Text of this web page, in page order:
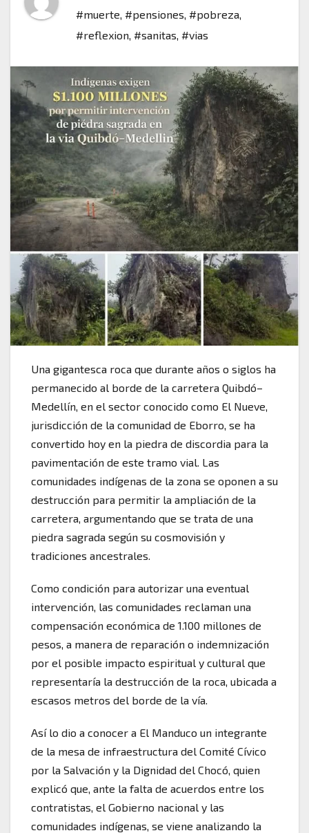
#muerte, #pensiones, #pobreza,
#reflexion, #sanitas, #vias
Una gigantesca roca que durante años o siglos ha
permanecido al borde de la carretera Quibdó–
Medellín, en el sector conocido como El Nueve,
jurisdicción de la comunidad de Eborro, se ha
convertido hoy en la piedra de discordia para la
pavimentación de este tramo vial. Las
comunidades indígenas de la zona se oponen a su
destrucción para permitir la ampliación de la
carretera, argumentando que se trata de una
piedra sagrada según su cosmovisión y
tradiciones ancestrales.
Como condición para autorizar una eventual
intervención, las comunidades reclaman una
compensación económica de 1.100 millones de
pesos, a manera de reparación o indemnización
por el posible impacto espiritual y cultural que
representaría la destrucción de la roca, ubicada a
escasos metros del borde de la vía.
Así lo dio a conocer a El Manduco un integrante
de la mesa de infraestructura del Comité Cívico
por la Salvación y la Dignidad del Chocó, quien
explicó que, ante la falta de acuerdos entre los
contratistas, el Gobierno nacional y las
comunidades indígenas, se viene analizando la